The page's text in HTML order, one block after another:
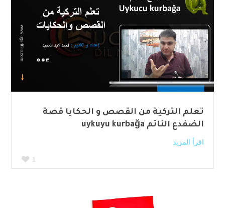
تعلم التركية من القصص و الحكايا قصة
الضفدع النائم uykuyu kurbağa
اقرأ المزيد
1